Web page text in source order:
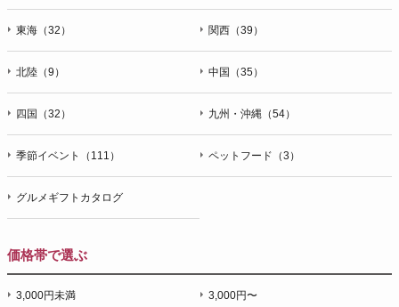
東海（32） 関西（39）
北陸（9） 中国（35）
四国（32） 九州・沖縄（54）
季節イベント（111） ペットフード（3）
グルメギフトカタログ
価格帯で選ぶ
3,000円未満 3,000円〜